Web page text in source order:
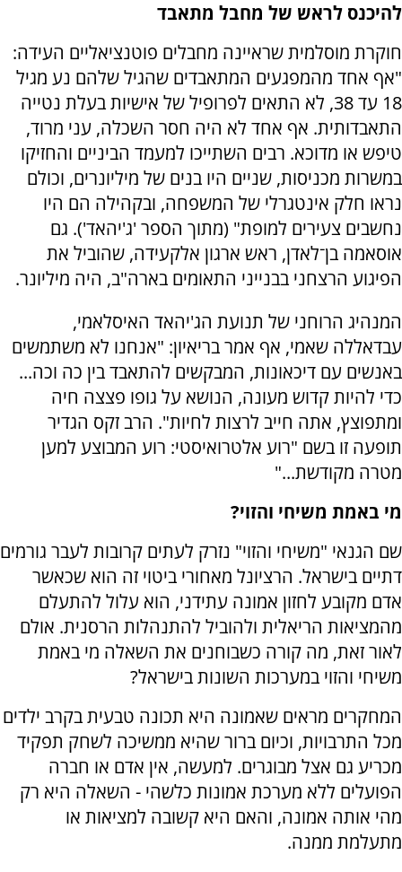
להיכנס לראש של מחבל מתאבד
חוקרת מוסלמית שראיינה מחבלים פוטנציאליים העידה:
"אף אחד מהמפגעים המתאבדים שהגיל שלהם נע מגיל
18 עד 38, לא התאים לפרופיל של אישיות בעלת נטייה
התאבדותית. אף אחד לא היה חסר השכלה, עני מרוד,
טיפש או מדוכא. רבים השתייכו למעמד הביניים והחזיקו
במשרות מכניסות, שניים היו בנים של מיליונרים, וכולם
נראו חלק אינטגרלי של המשפחה, ובקהילה הם היו
נחשבים צעירים למופת" (מתוך הספר 'ג'יהאד'). גם
אוסאמה בן־לאדן, ראש ארגון אלקעידה, שהוביל את
הפיגוע הרצחני בבנייני התאומים בארה"ב, היה מיליונר.
המנהיג הרוחני של תנועת הג'יהאד האיסלאמי,
עבדאללה שאמי, אף אמר בריאיון: "אנחנו לא משתמשים
באנשים עם דיכאונות, המבקשים להתאבד בין כה וכה...
כדי להיות קדוש מעונה, הנושא על גופו פצצה חיה
ומתפוצץ, אתה חייב לרצות לחיות". הרב זקס הגדיר
תופעה זו בשם "רוע אלטרואיסטי: רוע המבוצע למען
מטרה מקודשת..."
מי באמת משיחי והזוי?
שם הגנאי "משיחי והזוי" נזרק לעתים קרובות לעבר גורמים
דתיים בישראל. הרציונל מאחורי ביטוי זה הוא שכאשר
אדם מקובע לחזון אמונה עתידני, הוא עלול להתעלם
מהמציאות הריאלית ולהוביל להתנהלות הרסנית. אולם
לאור זאת, מה קורה כשבוחנים את השאלה מי באמת
משיחי והזוי במערכות השונות בישראל?
המחקרים מראים שאמונה היא תכונה טבעית בקרב ילדים
מכל התרבויות, וכיום ברור שהיא ממשיכה לשחק תפקיד
מכריע גם אצל מבוגרים. למעשה, אין אדם או חברה
הפועלים ללא מערכת אמונות כלשהי - השאלה היא רק
מהי אותה אמונה, והאם היא קשובה למציאות או
מתעלמת ממנה.